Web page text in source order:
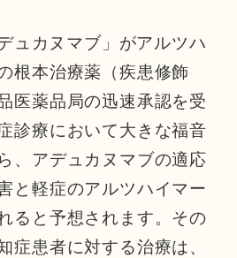
ュカヌマブ」がアルツハ
根本治療薬（疾患修飾
医薬品局の迅速承認を受
診療において大きな福音
、アデュカヌマブの適応
と軽症のアルツハイマー
ると予想されます。その
症患者に対する治療は、